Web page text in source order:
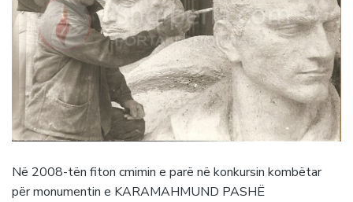
Në 2008-tën fiton cmimin e parë në konkursin kombëtar
për monumentin e KARAMAHMUND PASHË